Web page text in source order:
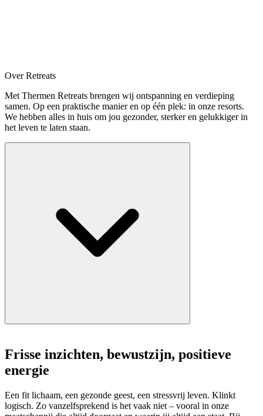
Over Retreats
Met Thermen Retreats brengen wij ontspanning en verdieping
samen. Op een praktische manier en op één plek: in onze resorts.
We hebben alles in huis om jou gezonder, sterker en gelukkiger in
het leven te laten staan.
Frisse inzichten, bewustzijn, positieve
energie
Een fit lichaam, een gezonde geest, een stressvrij leven. Klinkt
logisch. Zo vanzelfsprekend is het vaak niet – vooral in onze